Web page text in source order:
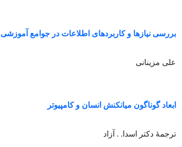
بررسی نیازها و کاربردهای اطلاعات در جوامع
علی مزینانی
ابعاد گوناگون میانکنش انسان و کامپیوتر
ترجمۀ دکتر اسدا. . آزاد